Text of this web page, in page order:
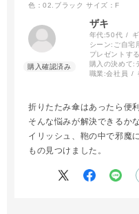
色：02.ブラック サイズ：F
ザキ
年代:50代
シーン: ご自宅
プレゼントす
購入の決めて:
職業:会社員
折りたたみ傘はあったら便
そんな悩みが解決できるか
イリッシュ、鞄の中で邪魔
もの見つけました。